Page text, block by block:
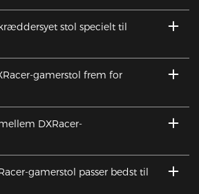
stol specielt til
gamerstol frem for
DXRacer-
gamerstol passer bedst til